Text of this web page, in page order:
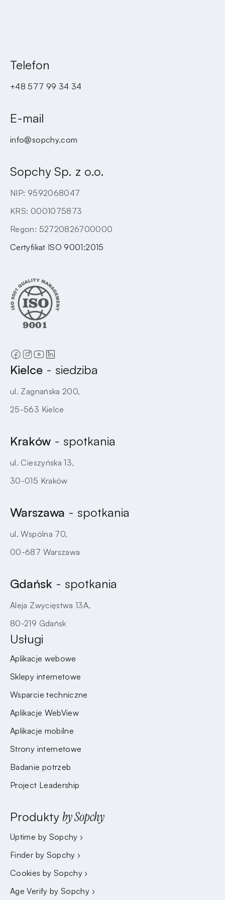
Telefon
+48 577 99 34 34
E-mail
info@sopchy.com
Sopchy Sp. z o.o.
NIP: 9592068047
KRS: 0001075873
Regon: 52720826700000
Certyfikat ISO 9001:2015
Kielce - siedziba
ul. Zagnańska 200,
25-563 Kielce
Kraków - spotkania
ul. Cieszyńska 13,
30-015 Kraków
Warszawa - spotkania
ul. Wspólna 70,
00-687 Warszawa
Gdańsk - spotkania
Aleja Zwycięstwa 13A,
80-219 Gdańsk
Usługi
Aplikacje webowe
Sklepy internetowe
Wsparcie techniczne
Aplikacje WebView
Aplikacje mobilne
Strony internetowe
Badanie potrzeb
Project Leadership
Produkty by Sopchy
Uptime by Sopchy ›
Finder by Sopchy ›
Cookies by Sopchy ›
Age Verify by Sopchy ›